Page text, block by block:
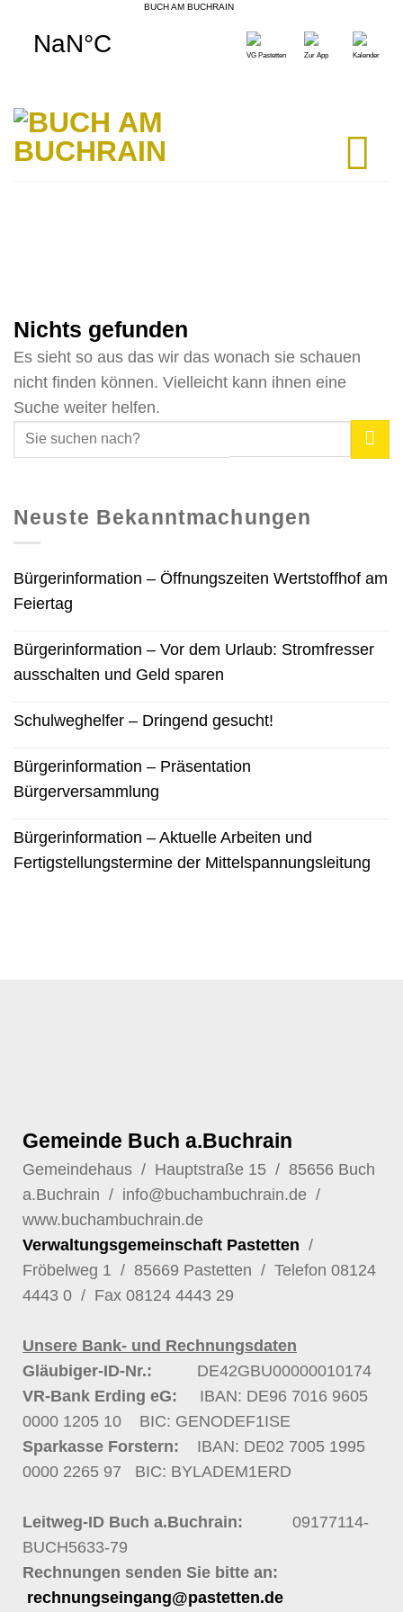
BUCH AM BUCHRAIN
VG Pastetten Zur App Kalender
Nichts gefunden
Es sieht so aus das wir das wonach sie schauen
nicht finden können. Vielleicht kann ihnen eine
Suche weiter helfen.
Neuste Bekanntmachungen
Bürgerinformation – Öffnungszeiten Wertstoffhof am
Feiertag
Bürgerinformation – Vor dem Urlaub: Stromfresser
ausschalten und Geld sparen
Schulweghelfer – Dringend gesucht!
Bürgerinformation – Präsentation
Bürgerversammlung
Bürgerinformation – Aktuelle Arbeiten und
Fertigstellungstermine der Mittelspannungsleitung
Gemeinde Buch a.Buchrain
Gemeindehaus / Hauptstraße 15 / 85656 Buch
a.Buchrain / info@buchambuchrain.de /
www.buchambuchrain.de
Verwaltungsgemeinschaft Pastetten /
Fröbelweg 1 / 85669 Pastetten / Telefon 08124
4443 0 / Fax 08124 4443 29
Unsere Bank- und Rechnungsdaten
Gläubiger-ID-Nr.:
DE42GBU00000010174
VR-Bank Erding eG:
IBAN: DE96 7016 9605
0000 1205 10
BIC: GENODEF1ISE
Sparkasse Forstern:
IBAN: DE02 7005 1995
0000 2265 97
BIC: BYLADEM1ERD
Leitweg-ID Buch a.Buchrain: 09177114-
BUCH5633-79
Rechnungen senden Sie bitte an:
rechnungseingang@pastetten.de